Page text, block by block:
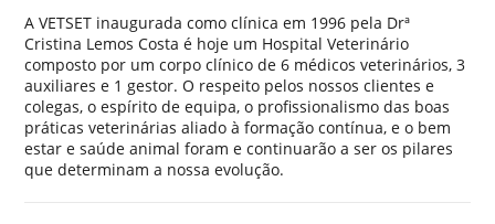
A VETSET inaugurada como clínica em 1996 pela Drª
Cristina Lemos Costa é hoje um Hospital Veterinário
composto por um corpo clínico de 6 médicos veterinários, 3
auxiliares e 1 gestor. O respeito pelos nossos clientes e
colegas, o espírito de equipa, o profissionalismo das boas
práticas veterinárias aliado à formação contínua, e o bem
estar e saúde animal foram e continuarão a ser os pilares
que determinam a nossa evolução.